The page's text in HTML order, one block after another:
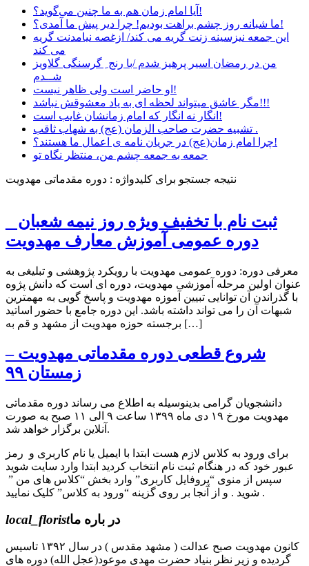
آیا امام زمان هم به ما چنین می‌گوید؟!
ما شبانه روز چشم براهت بودیم! چرا دیر پیش ما آمدی؟!
این جمعه نیزسینه زنت گریه می کند/ ازغصه نیامدنت گریه
می کند
من در رمضان اسیر پرهیز شدم /با رنج ِ گرسنگی گلاویز
شــدم
او حاضر است ولی ظاهر نیست!
مگر عاشق میتواند لحظه ای به یاد معشوقش نباشد!!!
انگار نه انگار که امام زمانشان غایب است!
تشبیه حضرت صاحب الزمان (عج) به شهاب ثاقب .
چرا امام زمان(عج) در جریان نامه ی اعمال ما هستند؟!
جمعه به جمعه چشم من، منتظر نگاه تو
نتیجه جستجو برای کلیدواژه : دوره مقدماتی مهدویت
ثبت نام با تخفیف ویژه روز نیمه شعبان _
دوره عمومی آموزش معارف مهدویت
معرفی دوره: دوره عمومی مهدویت با رویکرد پژوهشی و تبلیغی به
عنوان اولین مرحله آموزشی مهدویت، دوره ای است که دانش پژوه
با گذراندن آن توانایی تبیین آموزه مهدویت و پاسخ گویی به مهمترین
شبهات آن را می تواند داشته باشد. این دوره جامع با حضور اساتید
برجسته حوزه مهدویت از مشهد و قم به […]
شروع قطعی دوره مقدماتی مهدویت –
زمستان ۹۹
دانشجویان گرامی بدینوسیله به اطلاع می رساند دوره مقدماتی
مهدویت مورخ ۱۹ دی ماه ۱۳۹۹ ساعت ۹ الی ۱۱ صبح به صورت
آنلاین برگزار خواهد شد.
برای ورود به کلاس لازم هست ابتدا با ایمیل یا نام کاربری و رمز
عبور خود که در هنگام ثبت نام انتخاب کردید ابتدا وارد سایت شوید
سپس از منوی “پروفایل کاربری” وارد بخش “کلاس های من ”
شوید . و از آنجا بر روی گزینه “ورود به کلاس” کلیک نمایید .
local_floristدر باره ما
کانون مهدویت صبح عدالت ( مشهد مقدس ) در سال ۱۳۹۲ تاسیس
گردیده و زیر نظر بنیاد حضرت مهدی موعود(عجل الله) دوره های